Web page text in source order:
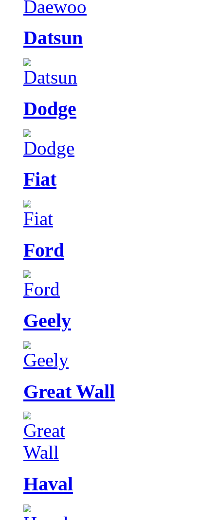
Datsun
Dodge
Fiat
Ford
Geely
Great Wall
Haval